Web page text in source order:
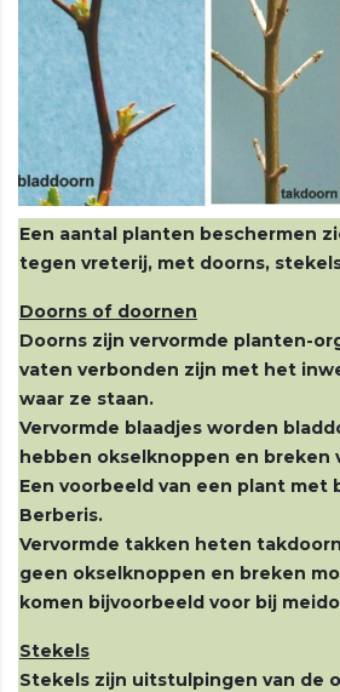
Een aantal planten beschermen
tegen vreterij, met doorns,
Doorns of doornen
Doorns zijn vervormde planten-
vaten verbonden zijn met het
waar ze staan.
Vervormde blaadjes worden
hebben okselknoppen en breken
Een voorbeeld van een plant met
Berberis.
Vervormde takken heten
geen okselknoppen en breken
komen bijvoorbeeld voor bij
Stekels
Stekels zijn uitstulpingen van de